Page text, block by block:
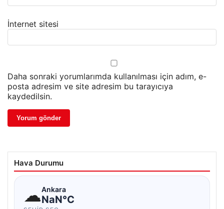
İnternet sitesi
Daha sonraki yorumlarımda kullanılması için adım, e-
posta adresim ve site adresim bu tarayıcıya
kaydedilsin.
Hava Durumu
☁Ankara
NaN°C